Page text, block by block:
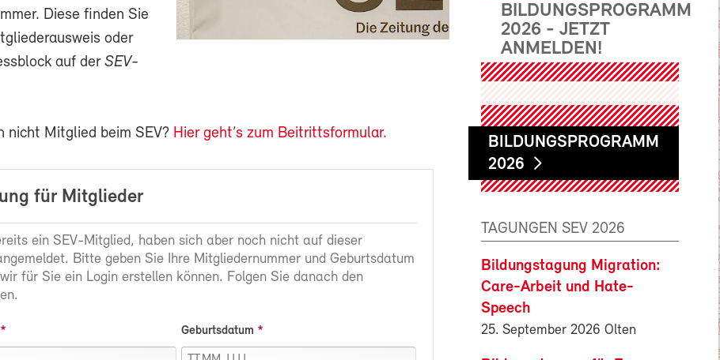
Diese finden Sie
oder
auf der SEV-
nicht Mitglied beim SEV? Hier geht’s zum Beitrittsformular.
für Mitglieder
ein SEV-Mitglied, haben sich aber noch nicht auf dieser
Bitte geben Sie Ihre Mitgliedernummer und Geburtsdatum
für Sie ein Login erstellen können. Folgen Sie danach den
Geburtsdatum
BILDUNGSPROGRAMM
2026 - JETZT
ANMELDEN!
BILDUNGSPROGRAMM
2026
TAGUNGEN SEV 2026
Bildungstagung Migration:
Care-Arbeit und Hate-
Speech
25. September 2026 Olten